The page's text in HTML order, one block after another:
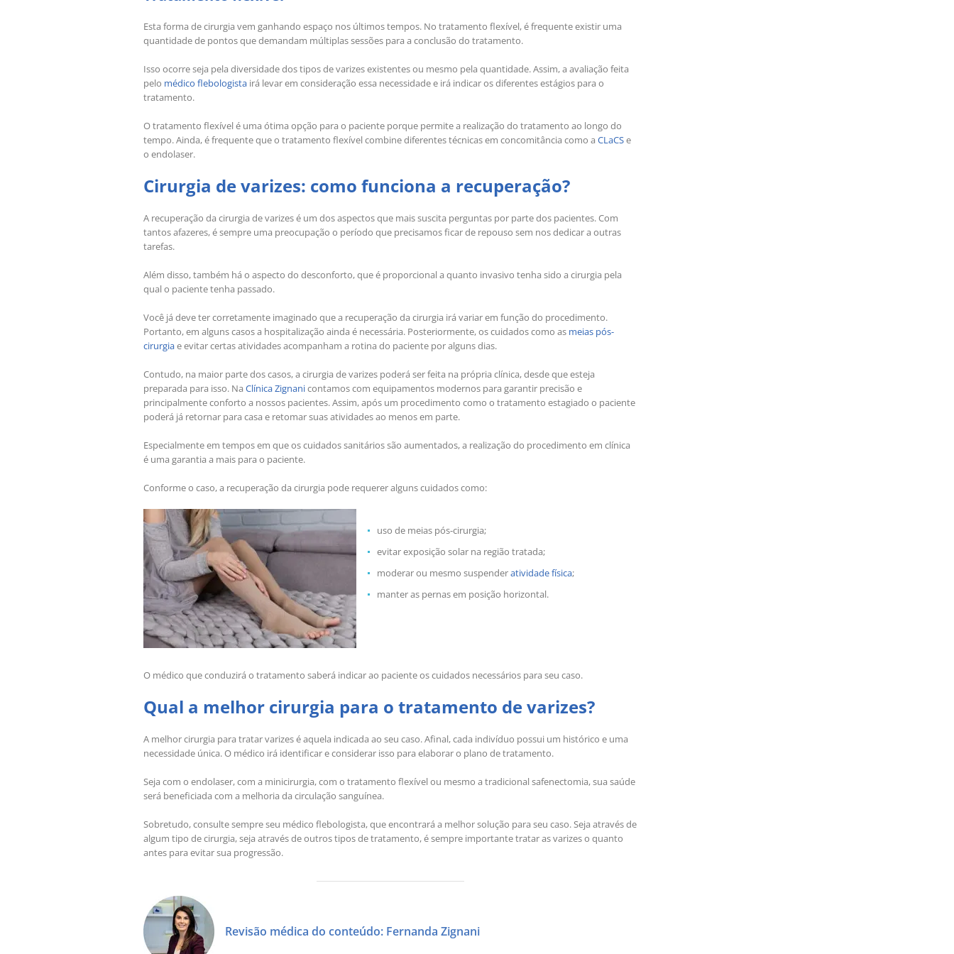
Esta forma de cirurgia vem ganhando espaço nos últimos tempos. No tratamento flexível, é frequente existir uma
quantidade de pontos que demandam múltiplas sessões para a conclusão do tratamento.
Isso ocorre seja pela diversidade dos tipos de varizes existentes ou mesmo pela quantidade. Assim, a avaliação feita
pelo médico flebologista irá levar em consideração essa necessidade e irá indicar os diferentes estágios para o
tratamento.
O tratamento flexível é uma ótima opção para o paciente porque permite a realização do tratamento ao longo do
tempo. Ainda, é frequente que o tratamento flexível combine diferentes técnicas em concomitância como a CLaCSe
o endolaser.
Cirurgia de varizes: como funciona a recuperação?
A recuperação da cirurgia de varizes é um dos aspectos que mais suscita perguntas por parte dos pacientes. Com
tantos afazeres, é sempre uma preocupação o período que precisamos ficar de repouso sem nos dedicar a outras
tarefas.
Além disso, também há o aspecto do desconforto, que é proporcional a quanto invasivo tenha sido a cirurgia pela
qual o paciente tenha passado.
Você já deve ter corretamente imaginado que a recuperação da cirurgia irá variar em função do procedimento.
Portanto, em alguns casos a hospitalização ainda é necessária. Posteriormente, os cuidados como as meias pós-
cirurgiae evitar certas atividades acompanham a rotina do paciente por alguns dias.
Contudo, na maior parte dos casos, a cirurgia de varizes poderá ser feita na própria clínica, desde que esteja
preparada para isso. Na Clínica Zignanicontamos com equipamentos modernos para garantir precisão e
principalmente conforto a nossos pacientes. Assim, após um procedimento como o tratamento estagiado o paciente
poderá já retornar para casa e retomar suas atividades ao menos em parte.
Especialmente em tempos em que os cuidados sanitários são aumentados, a realização do procedimento em clínica
é uma garantia a mais para o paciente.
Conforme o caso, a recuperação da cirurgia pode requerer alguns cuidados como:
uso de meias pós-cirurgia;
evitar exposição solar na região tratada;
moderar ou mesmo suspenderatividade física;
manter as pernas em posição horizontal.
O médico que conduzirá o tratamento saberá indicar ao paciente os cuidados necessários para seu caso.
Qual a melhor cirurgia para o tratamento de varizes?
A melhor cirurgia para tratar varizes é aquela indicada ao seu caso. Afinal, cada indivíduo possui um histórico e uma
necessidade única. O médico irá identificar e considerar isso para elaborar o plano de tratamento.
Seja com o endolaser, com a minicirurgia, com o tratamento flexível ou mesmo a tradicional safenectomia, sua saúde
será beneficiada com a melhoria da circulação sanguínea.
Sobretudo, consulte sempre seu médico flebologista, que encontrará a melhor solução para seu caso. Seja através de
algum tipo de cirurgia, seja através de outros tipos de tratamento, é sempre importante tratar as varizes o quanto
antes para evitar sua progressão.
Revisão médica do conteúdo: Fernanda Zignani